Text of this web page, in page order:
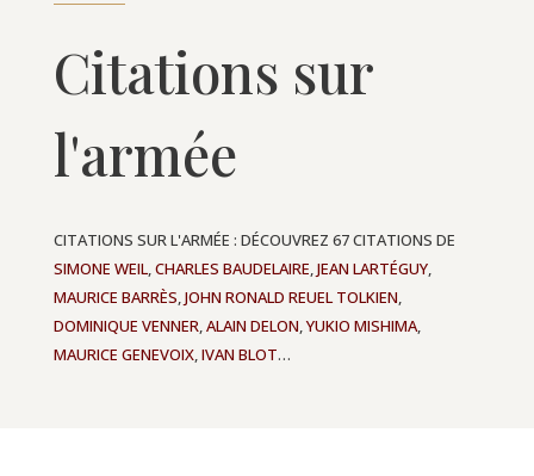
Citations sur
l'armée
CITATIONS SUR L'ARMÉE : DÉCOUVREZ 67 CITATIONS DE
SIMONE WEIL,CHARLES BAUDELAIRE,JEAN LARTÉGUY,
MAURICE BARRÈS,JOHN RONALD REUEL TOLKIEN,
DOMINIQUE VENNER,ALAIN DELON,YUKIO MISHIMA,
MAURICE GENEVOIX,IVAN BLOT…